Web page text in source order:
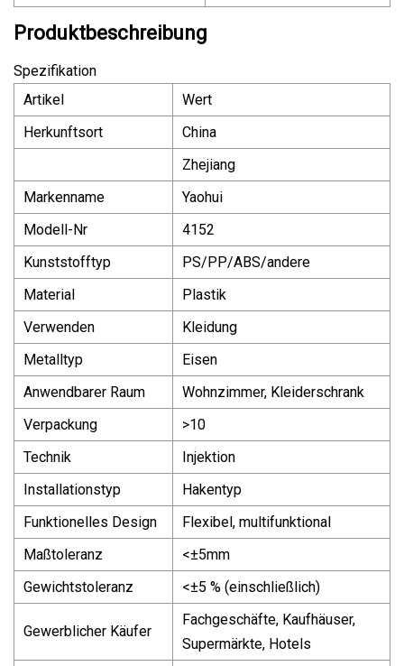
Produktbeschreibung
Spezifikation
Artikel
Wert
Herkunftsort
China
Zhejiang
Markenname
Yaohui
Modell-Nr
4152
Kunststofftyp
PS/PP/ABS/andere
Material
Plastik
Verwenden
Kleidung
Metalltyp
Eisen
Anwendbarer Raum
Wohnzimmer, Kleiderschrank
Verpackung
>10
Technik
Injektion
Installationstyp
Hakentyp
Funktionelles Design
Flexibel, multifunktional
Maßtoleranz
<±5mm
Gewichtstoleranz
<±5 % (einschließlich)
Gewerblicher Käufer
Fachgeschäfte, Kaufhäuser,
Supermärkte, Hotels